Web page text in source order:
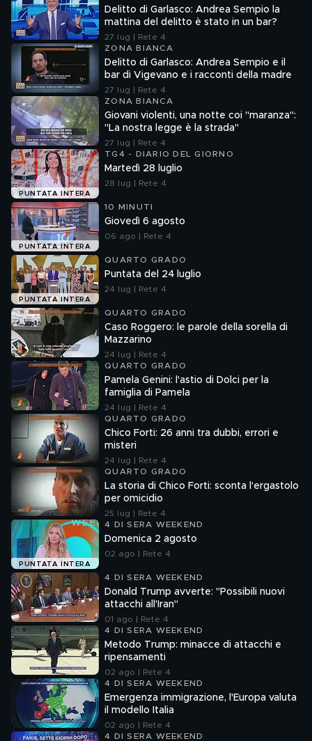
Delitto di Garlasco: Andrea Sempio la
mattina del delitto è stato in un bar?
27 lug | Rete 4
ZONA BIANCA
Delitto di Garlasco: Andrea Sempio e il
bar di Vigevano e i racconti della madre
27 lug | Rete 4
ZONA BIANCA
Giovani violenti, una notte coi "maranza":
"La nostra legge è la strada"
27 lug | Rete 4
PUNTATA INTERA
TG4 - DIARIO DEL GIORNO
Martedì 28 luglio
28 lug | Rete 4
PUNTATA INTERA
10 MINUTI
Giovedì 6 agosto
06 ago | Rete 4
PUNTATA INTERA
QUARTO GRADO
Puntata del 24 luglio
24 lug | Rete 4
QUARTO GRADO
Caso Roggero: le parole della sorella di
Mazzarino
24 lug | Rete 4
QUARTO GRADO
Pamela Genini: l'astio di Dolci per la
famiglia di Pamela
24 lug | Rete 4
QUARTO GRADO
Chico Forti: 26 anni tra dubbi, errori e
misteri
24 lug | Rete 4
QUARTO GRADO
La storia di Chico Forti: sconta l'ergastolo
per omicidio
25 lug | Rete 4
PUNTATA INTERA
4 DI SERA WEEKEND
Domenica 2 agosto
02 ago | Rete 4
4 DI SERA WEEKEND
Donald Trump avverte: "Possibili nuovi
attacchi all'Iran"
01 ago | Rete 4
4 DI SERA WEEKEND
Metodo Trump: minacce di attacchi e
ripensamenti
02 ago | Rete 4
4 DI SERA WEEKEND
Emergenza immigrazione, l'Europa valuta
il modello Italia
02 ago | Rete 4
4 DI SERA WEEKEND